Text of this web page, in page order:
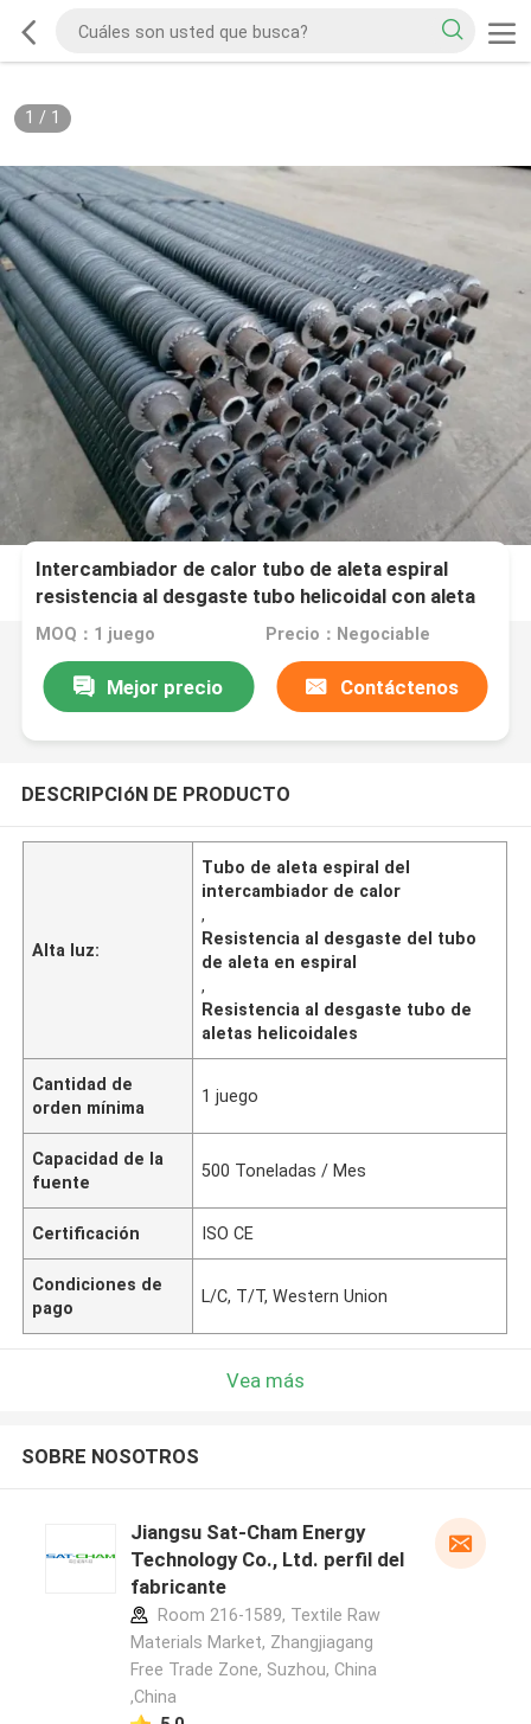
1 / 1
Intercambiador de calor tubo de aleta espiral
resistencia al desgaste tubo helicoidal con aleta
MOQ：1 juego Precio：Negociable
Mejor precio Contáctenos
DESCRIPCIóN DE PRODUCTO
Alta luz:
Tubo de aleta espiral del
intercambiador de calor
,
Resistencia al desgaste del tubo
de aleta en espiral
,
Resistencia al desgaste tubo de
aletas helicoidales
Cantidad de
orden mínima
1 juego
Capacidad de la
fuente
500 Toneladas / Mes
Certificación ISO CE
Condiciones de
pago
L/C, T/T, Western Union
Vea más
SOBRE NOSOTROS
Jiangsu Sat-Cham Energy
Technology Co., Ltd. perfil del
fabricante
Room 216-1589, Textile Raw
Materials Market, Zhangjiagang
Free Trade Zone, Suzhou, China
,China